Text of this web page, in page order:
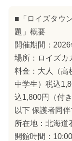
■「ロイズタウ
題」概要
開催期間：
場所：ロイズカ
料金：大人（高
中学生）税込
込1,800円（付
以下 保護者同
所在地：北海道
開館時間：